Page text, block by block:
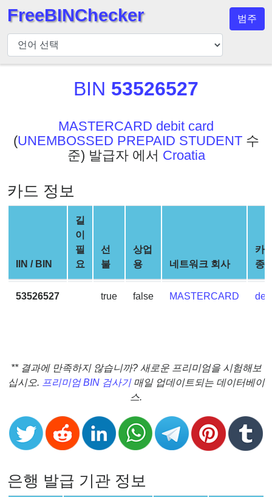
BIN
검
사
색
BIN
호
BIN
BIN
Checker
v2
from
Banks
Card
Validator
Card
Generator
FreeBINChecker 범주
BIN 53526527
MASTERCARD debit card
(UNEMBOSSED PREPAID STUDENT수
준) 발급자 에서 Croatia
카드 정보
IIN / BIN
길
이
필
요
선
불
상업
용
네트워크 회사
카
종
53526527 true false MASTERCARD
** 결과에 만족하지 않습니까? 새로운 프리미엄을 시험해보
십시오. 프리미엄 BIN 검사기매일 업데이트되는 데이터베이
스.
은행 발급 기관 정보